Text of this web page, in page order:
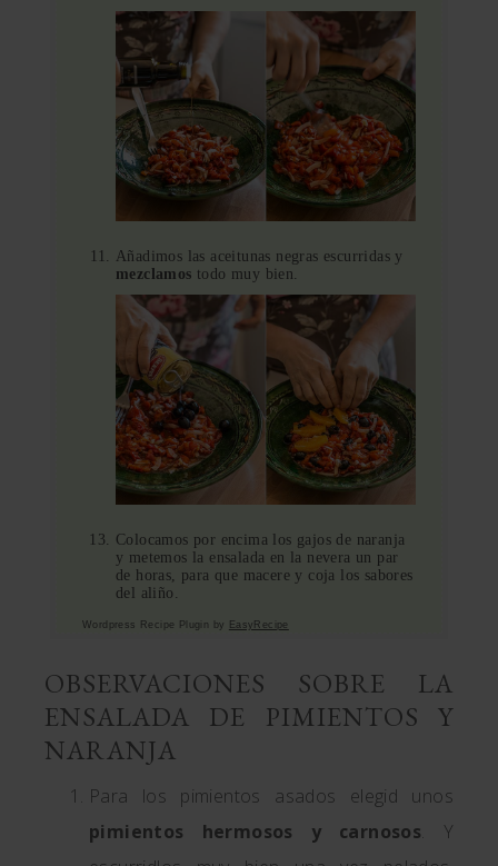
Añadimos las aceitunas negras escurridas y
mezclamos todo muy bien.
Colocamos por encima los gajos de naranja
y metemos la ensalada en la nevera un par
de horas, para que macere y coja los sabores
del aliño.
Wordpress Recipe Plugin by EasyRecipe
OBSERVACIONES SOBRE LA
ENSALADA DE PIMIENTOS Y
NARANJA
Para los pimientos asados elegid unos
pimientos hermosos y carnosos. Y